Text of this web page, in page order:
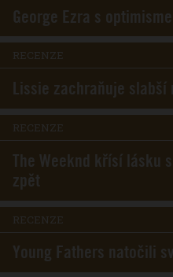
George Ezra s
RECENZE
Lissie zachraňuje slabší
RECENZE
The Weeknd křísí lásku
zpět
RECENZE
Young Fathers natočili